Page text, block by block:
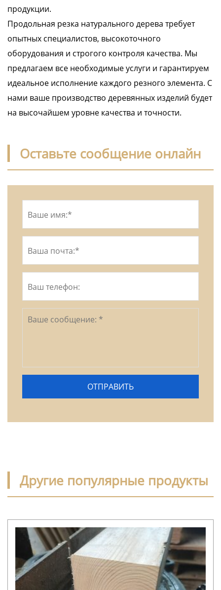
продукции.
Продольная резка натурального дерева требует
опытных специалистов, высокоточного
оборудования и строгого контроля качества. Мы
предлагаем все необходимые услуги и гарантируем
идеальное исполнение каждого резного элемента. С
нами ваше производство деревянных изделий будет
на высочайшем уровне качества и точности.
Оставьте сообщение онлайн
Другие популярные продукты